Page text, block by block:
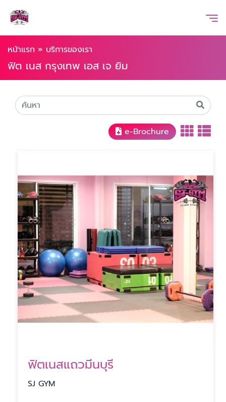
หน้าแรก » บริการของเรา
ฟิต เนส กรุงเทพ เอส เจ ยิม
e-Brochure
ฟิตเนสแถวมีนบุรี
SJ GYM